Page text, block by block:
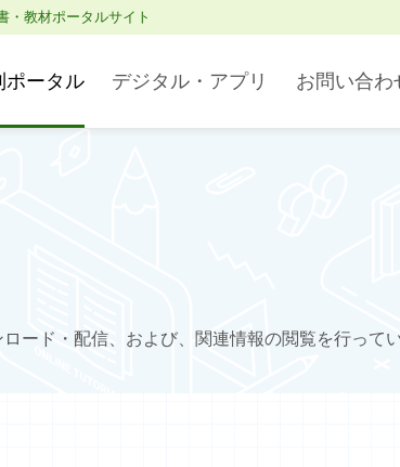
・教材ポータルサイト
ポータル デジタル・アプリ お問い合わ
ード・配信、および、関連情報の閲覧を行って